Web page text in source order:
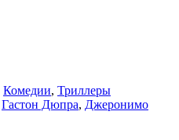
Комедии, Триллеры
Гастон Дюпра, Джеронимо